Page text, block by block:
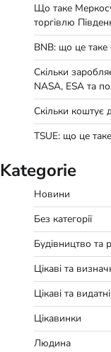
Що таке
торгівлю
BNB: що це
Скільки
NASA, ESA та
Скільки коштує
TSUE: що це
Kategorie
Новини
Без категорії
Будівництво та
Цікаві та
Цікаві та
Цікавинки
Людина